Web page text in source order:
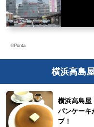
©Ponta
横浜高島
横浜高島屋
パンケーキ
プ！